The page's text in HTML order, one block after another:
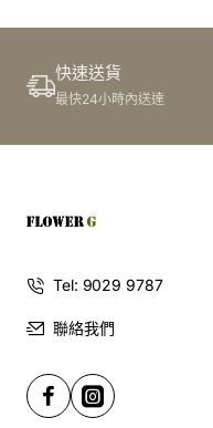
快速送貨
最快24小時內送達
Tel: 9029 9787
聯絡我們